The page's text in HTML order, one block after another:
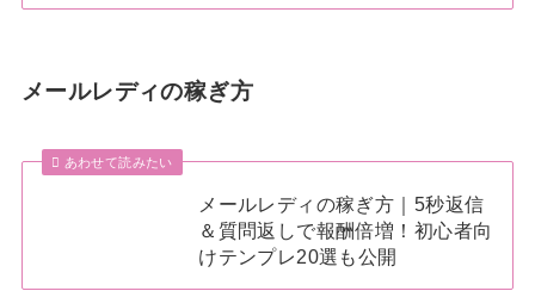
メールレディの稼ぎ方
あわせて読みたい
メールレディの稼ぎ方｜5秒返信
＆質問返しで報酬倍増！初心者向
けテンプレ20選も公開